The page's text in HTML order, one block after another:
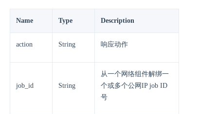
Name Type Description
action String 响应动作
job_id String
从一个网络组件解绑一
个或多个公网IP job ID
号